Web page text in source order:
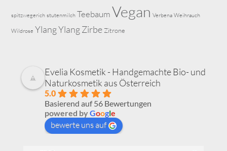
spitzwegerich stutenmilch TeebaumVegan Verbena Weihrauch
Wildrose Ylang YlangZirbe Zitrone
Evelia Kosmetik - Handgemachte Bio- und
Naturkosmetik aus Österreich
5.0
Basierend auf 56 Bewertungen
powered byGoogle
bewerte uns auf